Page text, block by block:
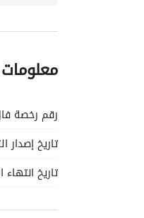
رقم رخصة
تاريخ إصدار
تاريخ انتهاء